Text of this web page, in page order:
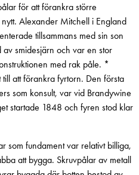
för att förankra större
Alexander Mitchell i England
tillsammans med sin son
smidesjärn och var en stor
med rak påle. *
att förankra fyrtorn. Den första
som konsult, var vid Brandywine
startade 1848 och fyren stod klar
som fundament var relativt billiga,
att bygga. Skruvpålar av metall